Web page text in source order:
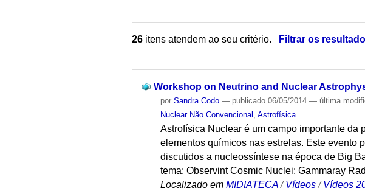
26 itens atendem ao seu critério.
Filtrar os
Workshop on Neutrino and Nuclear
porSandra Codo — publicado 06/05/2014— última
Nuclear Não Convencional
,Astrofísica
Astrofísica Nuclear é um campo importante
elementos químicos nas estrelas. Este evento
discutidos a nucleossíntese na época de Big
tema: Observint Cosmic Nuclei: Gammaray
Localizado em MIDIATECA /Vídeos /Vídeos